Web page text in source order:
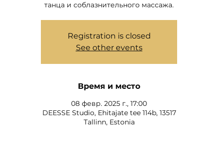
танца и соблазнительного массажа.
Registration is closed
See other events
Время и место
08 февр. 2025 г., 17:00
DEESSE Studio, Ehitajate tee 114b, 13517
Tallinn, Estonia